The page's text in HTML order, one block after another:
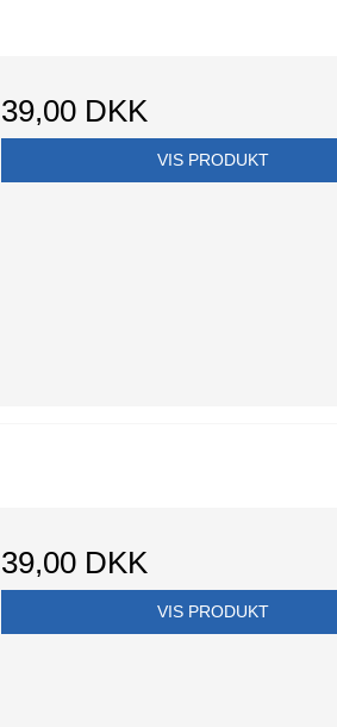
39,00 DKK
VIS PRODUKT
39,00 DKK
VIS PRODUKT